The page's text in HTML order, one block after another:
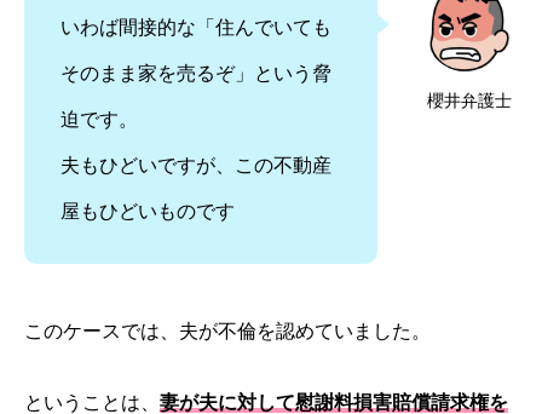
櫻井弁護士
いわば間接的な「住んでいても
そのまま家を売るぞ」という脅
迫です。
夫もひどいですが、この不動産
屋もひどいものです
このケースでは、夫が不倫を認めていました。
ということは、 妻が夫に対して慰謝料損害賠償請求権を